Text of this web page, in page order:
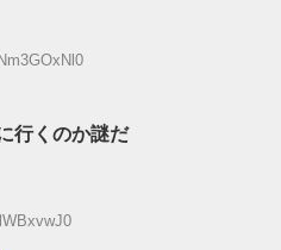
行くのか謎だ